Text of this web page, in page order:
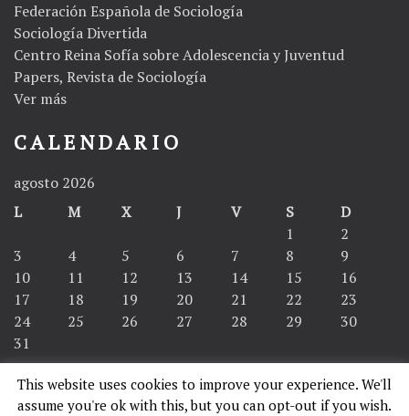
Federación Española de Sociología
Sociología Divertida
Centro Reina Sofía sobre Adolescencia y Juventud
Papers, Revista de Sociología
Ver más
CALENDARIO
agosto 2026
L
M X J V S
D
1
2
3
4 5 6 7 8
9
10
11 12 13 14 15
16
17
18 19 20 21 22
23
24
25 26 27 28 29
30
31
« Abr
This website uses cookies to improve your experience. We'll
assume you're ok with this, but you can opt-out if you wish.